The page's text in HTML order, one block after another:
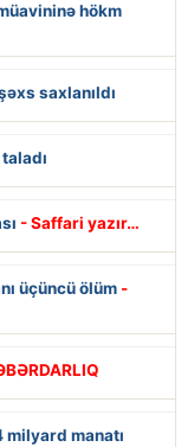
hökm
saxlanıldı
- Saffari yazır…
üçüncü ölüm -
manatı